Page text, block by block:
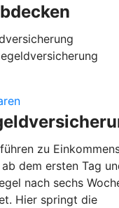
zu
dem ersten Tag
nach sechs
Hier springt die